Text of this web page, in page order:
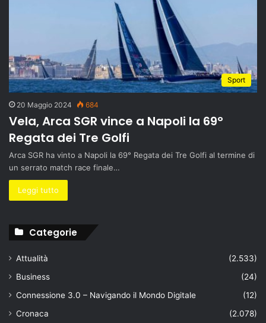
Sport
20 Maggio 2024 684
Vela, Arca SGR vince a Napoli la 69°
Regata dei Tre Golfi
Arca SGR ha vinto a Napoli la 69° Regata dei Tre Golfi al termine di
un serrato match race finale…
Leggi tutto
Categorie
Attualità
(2.533)
Business
(24)
Connessione 3.0 – Navigando il Mondo Digitale
(12)
Cronaca
(2.078)